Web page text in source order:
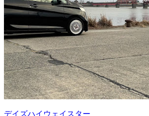
デイズハイウェイスター